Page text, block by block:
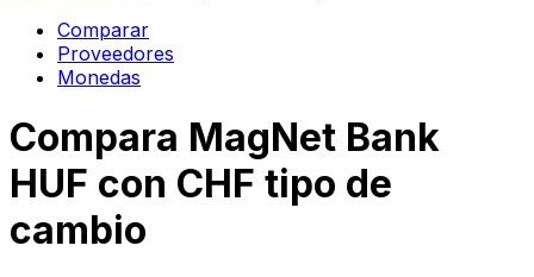
Comparar
Proveedores
Monedas
Compara MagNet Bank
HUF con CHF tipo de
cambio